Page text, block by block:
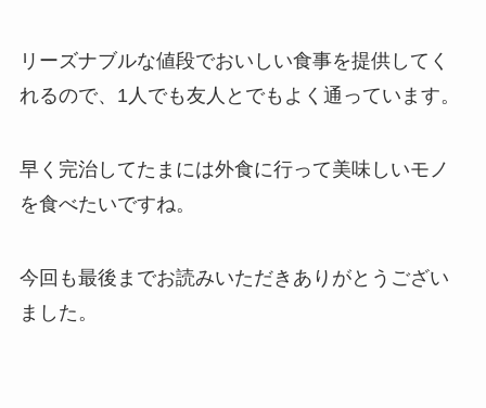
リーズナブルな値段でおいしい食事を提供してく
れるので、1人でも友人とでもよく通っています。
早く完治してたまには外食に行って美味しいモノ
を食べたいですね。
今回も最後までお読みいただきありがとうござい
ました。